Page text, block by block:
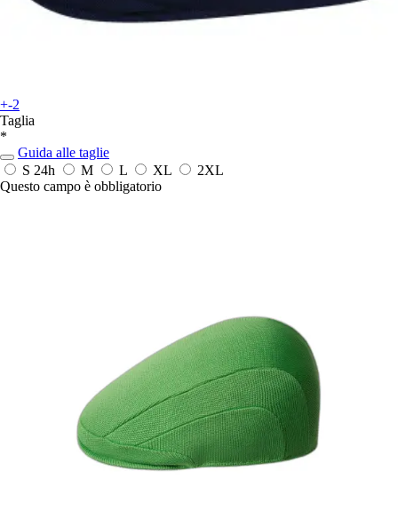
+-2
Taglia
*
Guida alle taglie
S 24h M L XL
2XL
Questo campo è obbligatorio